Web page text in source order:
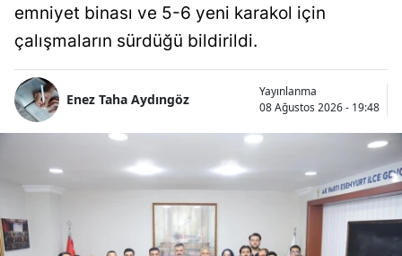
emniyet binası ve 5-6 yeni karakol için
çalışmaların sürdüğü bildirildi.
Enez Taha Aydıngöz
Yayınlanma
08 Ağustos 2026 - 19:48